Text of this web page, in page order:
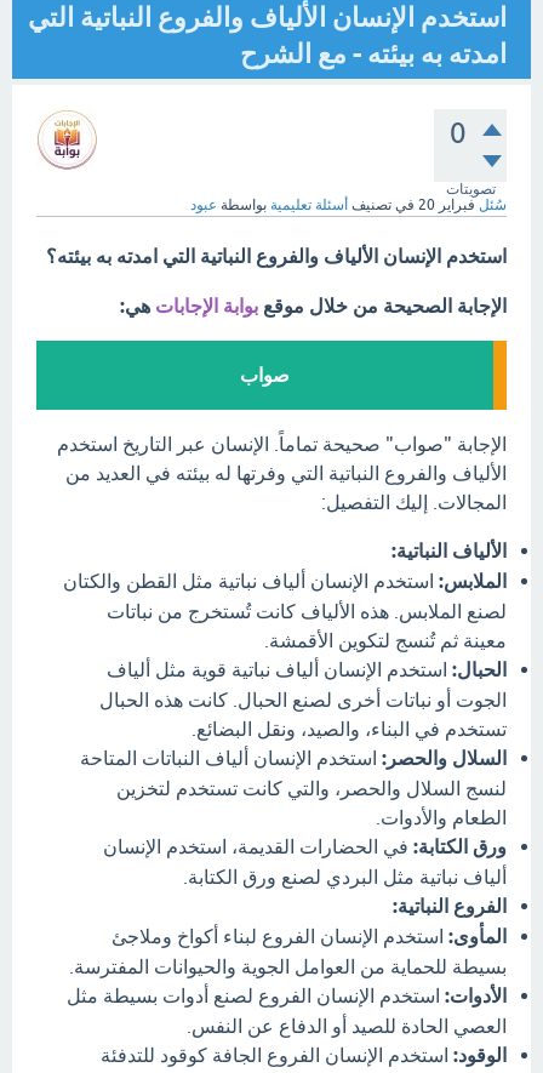
استخدم الإنسان الألياف والفروع النباتية التي
امدته به بيئته - مع الشرح
0
تصويتات
سُئل فبراير 20 في تصنيف أسئلة تعليمية بواسطة عبود
استخدم الإنسان الألياف والفروع النباتية التي امدته به بيئته؟
الإجابة الصحيحة من خلال موقع بوابة الإجابات هي:
صواب
الإجابة "صواب" صحيحة تماماً. الإنسان عبر التاريخ استخدم
الألياف والفروع النباتية التي وفرتها له بيئته في العديد من
المجالات. إليك التفصيل:
الألياف النباتية:
الملابس: استخدم الإنسان ألياف نباتية مثل القطن والكتان
لصنع الملابس. هذه الألياف كانت تُستخرج من نباتات
معينة ثم تُنسج لتكوين الأقمشة.
الحبال: استخدم الإنسان ألياف نباتية قوية مثل ألياف
الجوت أو نباتات أخرى لصنع الحبال. كانت هذه الحبال
تستخدم في البناء، والصيد، ونقل البضائع.
السلال والحصر: استخدم الإنسان ألياف النباتات المتاحة
لنسج السلال والحصر، والتي كانت تستخدم لتخزين
الطعام والأدوات.
ورق الكتابة: في الحضارات القديمة، استخدم الإنسان
ألياف نباتية مثل البردي لصنع ورق الكتابة.
الفروع النباتية:
المأوى: استخدم الإنسان الفروع لبناء أكواخ وملاجئ
بسيطة للحماية من العوامل الجوية والحيوانات المفترسة.
الأدوات: استخدم الإنسان الفروع لصنع أدوات بسيطة مثل
العصي الحادة للصيد أو الدفاع عن النفس.
الوقود: استخدم الإنسان الفروع الجافة كوقود للتدفئة